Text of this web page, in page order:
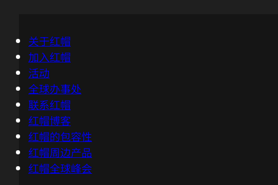
关于红帽
加入红帽
活动
全球办事处
联系红帽
红帽博客
红帽的包容性
红帽周边产品
红帽全球峰会